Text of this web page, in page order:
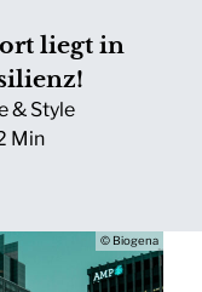
liegt in
& Style
Min
© Biogena